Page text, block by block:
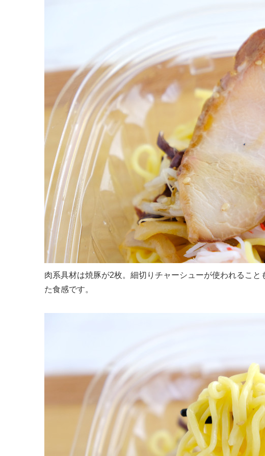
肉系具材は焼豚が2枚。細切りチャーシューが使われるこ
た食感です。